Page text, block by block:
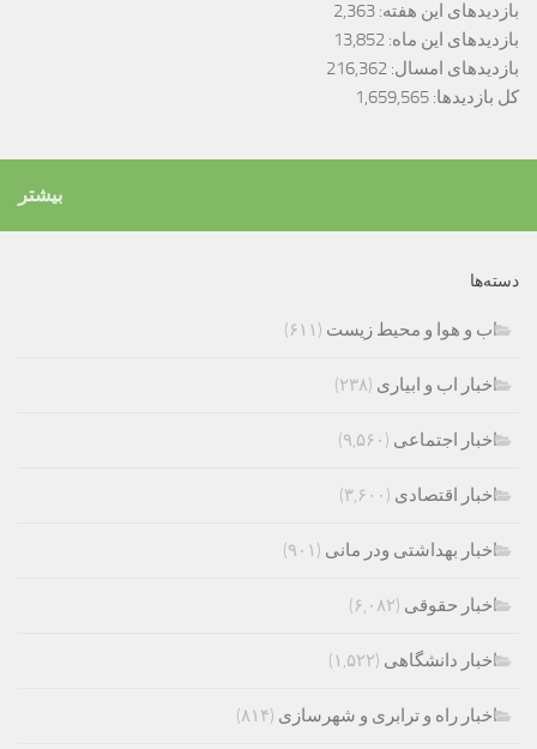
بازدیدهای این هفته: 2,363
بازدیدهای این ماه: 13,852
بازدیدهای امسال: 216,362
کل بازدیدها: 1,659,565
بیشتر
دسته‌ها
اب و هوا و محیط زیست (۶۱۱)
اخبار اب و ابیاری (۲۳۸)
اخبار اجتماعی (۹,۵۶۰)
اخبار اقتصادی (۳,۶۰۰)
اخبار بهداشتی ودر مانی (۹۰۱)
اخبار حقوقی (۶,۰۸۲)
اخبار دانشگاهی (۱,۵۲۲)
اخبار راه و ترابری و شهرسازی (۸۱۴)